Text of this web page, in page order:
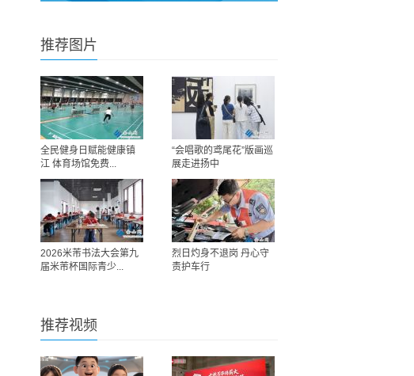
推荐图片
全民健身日赋能健康镇
江 体育场馆免费...
“会唱歌的鸢尾花”版画巡
展走进扬中
2026米芾书法大会第九
届米芾杯国际青少...
烈日灼身不退岗 丹心守
责护车行
推荐视频